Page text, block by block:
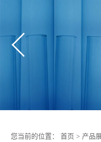
您当前的位置： 首页 > 产品